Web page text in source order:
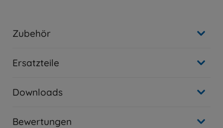
Zubehör
Ersatzteile
Downloads
Bewertungen